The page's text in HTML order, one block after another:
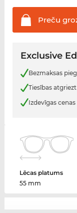
Preču
Exclusive
Bezmaksas
Tiesības
Izdevīgas cenas
Lēcas platums
55 mm